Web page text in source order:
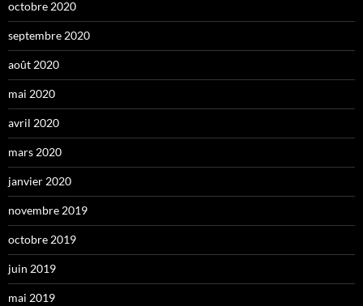
octobre 2020
septembre 2020
août 2020
mai 2020
avril 2020
mars 2020
janvier 2020
novembre 2019
octobre 2019
juin 2019
mai 2019